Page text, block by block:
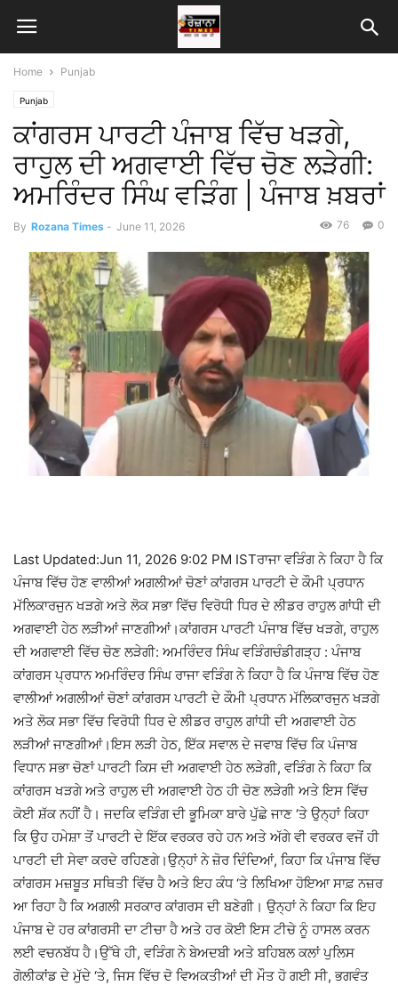
Home Punjab
Punjab
ਕਾਂਗਰਸ ਪਾਰਟੀ ਪੰਜਾਬ ਵਿੱਚ ਖੜਗੇ,
ਰਾਹੁਲ ਦੀ ਅਗਵਾਈ ਵਿੱਚ ਚੋਣ ਲੜੇਗੀ:
ਅਮਰਿੰਦਰ ਸਿੰਘ ਵੜਿੰਗ | ਪੰਜਾਬ ਖ਼ਬਰਾਂ
By Rozana Times - June 11, 2026 0
76
Last Updated:Jun 11, 2026 9:02 PM ISTਰਾਜਾ ਵੜਿੰਗ ਨੇ ਕਿਹਾ ਹੈ ਕਿ
ਪੰਜਾਬ ਵਿੱਚ ਹੋਣ ਵਾਲੀਆਂ ਅਗਲੀਆਂ ਚੋਣਾਂ ਕਾਂਗਰਸ ਪਾਰਟੀ ਦੇ ਕੌਮੀ ਪ੍ਰਧਾਨ
ਮੱਲਿਕਾਰਜੁਨ ਖੜਗੇ ਅਤੇ ਲੋਕ ਸਭਾ ਵਿੱਚ ਵਿਰੋਧੀ ਧਿਰ ਦੇ ਲੀਡਰ ਰਾਹੁਲ ਗਾਂਧੀ ਦੀ
ਅਗਵਾਈ ਹੇਠ ਲੜੀਆਂ ਜਾਣਗੀਆਂ।ਕਾਂਗਰਸ ਪਾਰਟੀ ਪੰਜਾਬ ਵਿੱਚ ਖੜਗੇ, ਰਾਹੁਲ
ਦੀ ਅਗਵਾਈ ਵਿੱਚ ਚੋਣ ਲੜੇਗੀ: ਅਮਰਿੰਦਰ ਸਿੰਘ ਵੜਿੰਗਚੰਡੀਗੜ੍ਹ : ਪੰਜਾਬ
ਕਾਂਗਰਸ ਪ੍ਰਧਾਨ ਅਮਰਿੰਦਰ ਸਿੰਘ ਰਾਜਾ ਵੜਿੰਗ ਨੇ ਕਿਹਾ ਹੈ ਕਿ ਪੰਜਾਬ ਵਿੱਚ ਹੋਣ
ਵਾਲੀਆਂ ਅਗਲੀਆਂ ਚੋਣਾਂ ਕਾਂਗਰਸ ਪਾਰਟੀ ਦੇ ਕੌਮੀ ਪ੍ਰਧਾਨ ਮੱਲਿਕਾਰਜੁਨ ਖੜਗੇ
ਅਤੇ ਲੋਕ ਸਭਾ ਵਿੱਚ ਵਿਰੋਧੀ ਧਿਰ ਦੇ ਲੀਡਰ ਰਾਹੁਲ ਗਾਂਧੀ ਦੀ ਅਗਵਾਈ ਹੇਠ
ਲੜੀਆਂ ਜਾਣਗੀਆਂ।ਇਸ ਲੜੀ ਹੇਠ, ਇੱਕ ਸਵਾਲ ਦੇ ਜਵਾਬ ਵਿੱਚ ਕਿ ਪੰਜਾਬ
ਵਿਧਾਨ ਸਭਾ ਚੋਣਾਂ ਪਾਰਟੀ ਕਿਸ ਦੀ ਅਗਵਾਈ ਹੇਠ ਲੜੇਗੀ, ਵੜਿੰਗ ਨੇ ਕਿਹਾ ਕਿ
ਕਾਂਗਰਸ ਖੜਗੇ ਅਤੇ ਰਾਹੁਲ ਦੀ ਅਗਵਾਈ ਹੇਠ ਹੀ ਚੋਣ ਲੜੇਗੀ ਅਤੇ ਇਸ ਵਿੱਚ
ਕੋਈ ਸ਼ੱਕ ਨਹੀਂ ਹੈ। ਜਦਕਿ ਵੜਿੰਗ ਦੀ ਭੂਮਿਕਾ ਬਾਰੇ ਪੁੱਛੇ ਜਾਣ ‘ਤੇ ਉਨ੍ਹਾਂ ਕਿਹਾ
ਕਿ ਉਹ ਹਮੇਸ਼ਾ ਤੋਂ ਪਾਰਟੀ ਦੇ ਇੱਕ ਵਰਕਰ ਰਹੇ ਹਨ ਅਤੇ ਅੱਗੇ ਵੀ ਵਰਕਰ ਵਜੋਂ ਹੀ
ਪਾਰਟੀ ਦੀ ਸੇਵਾ ਕਰਦੇ ਰਹਿਣਗੇ।ਉਨ੍ਹਾਂ ਨੇ ਜ਼ੋਰ ਦਿੰਦਿਆਂ, ਕਿਹਾ ਕਿ ਪੰਜਾਬ ਵਿੱਚ
ਕਾਂਗਰਸ ਮਜ਼ਬੂਤ ਸਥਿਤੀ ਵਿੱਚ ਹੈ ਅਤੇ ਇਹ ਕੰਧ ‘ਤੇ ਲਿਖਿਆ ਹੋਇਆ ਸਾਫ਼ ਨਜ਼ਰ
ਆ ਰਿਹਾ ਹੈ ਕਿ ਅਗਲੀ ਸਰਕਾਰ ਕਾਂਗਰਸ ਦੀ ਬਣੇਗੀ। ਉਨ੍ਹਾਂ ਨੇ ਕਿਹਾ ਕਿ ਇਹ
ਪੰਜਾਬ ਦੇ ਹਰ ਕਾਂਗਰਸੀ ਦਾ ਟੀਚਾ ਹੈ ਅਤੇ ਹਰ ਕੋਈ ਇਸ ਟੀਚੇ ਨੂੰ ਹਾਸਲ ਕਰਨ
ਲਈ ਵਚਨਬੱਧ ਹੈ।ਉੱਥੇ ਹੀ, ਵੜਿੰਗ ਨੇ ਬੇਅਦਬੀ ਅਤੇ ਬਹਿਬਲ ਕਲਾਂ ਪੁਲਿਸ
ਗੋਲੀਕਾਂਡ ਦੇ ਮੁੱਦੇ ‘ਤੇ, ਜਿਸ ਵਿੱਚ ਦੋ ਵਿਅਕਤੀਆਂ ਦੀ ਮੌਤ ਹੋ ਗਈ ਸੀ, ਭਗਵੰਤ